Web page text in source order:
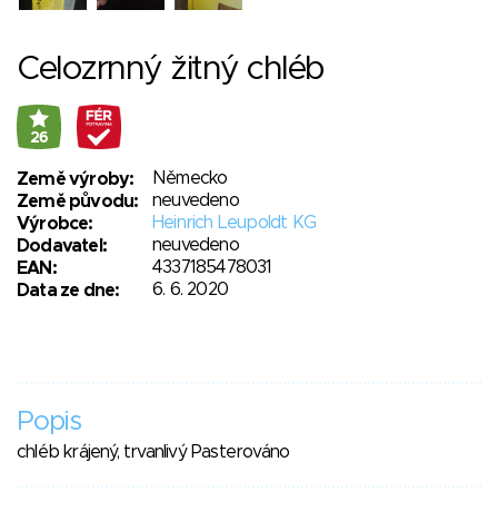
Celozrnný žitný chléb
26
Země výroby:
Německo
Země původu:
neuvedeno
Výrobce:
Heinrich Leupoldt KG
Dodavatel:
neuvedeno
EAN:
4337185478031
Data ze dne:
6. 6. 2020
Popis
chléb krájený, trvanlivý Pasterováno